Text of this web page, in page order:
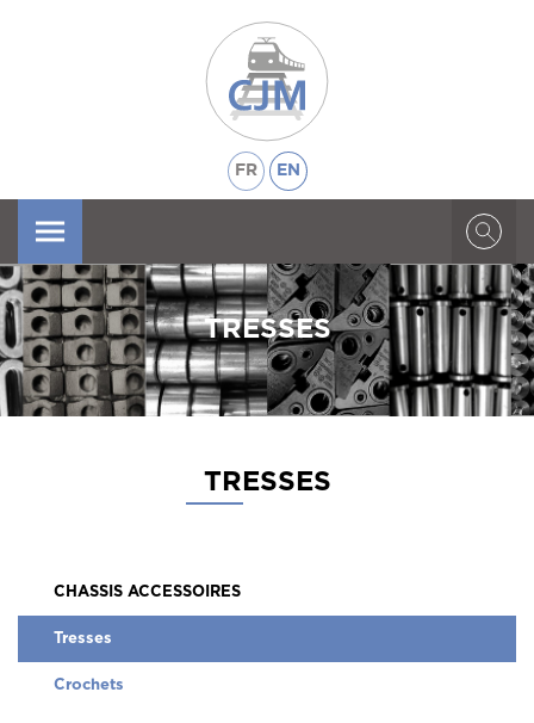
FR EN
X
TRESSES
TRESSES
CHASSIS ACCESSOIRES
Tresses
Crochets